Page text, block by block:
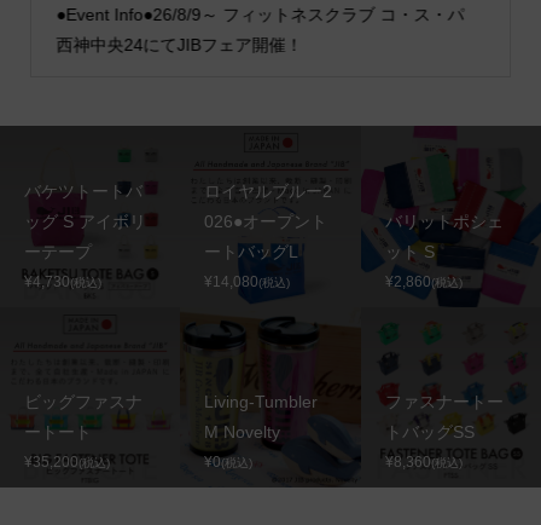
●Event Info●26/8/9～ フィットネスクラブ コ・ス・パ
西神中央24にてJIBフェア開催！
バケツトートバ
ッグ S アイボリ
ーテープ
¥4,730(税込)
ロイヤルブルー2
026●オープント
ートバッグL
¥14,080(税込)
バリットポシェ
ット S
¥2,860(税込)
ビッグファスナ
ートート
¥35,200(税込)
Living-Tumbler
M Novelty
¥0(税込)
ファスナートー
トバッグSS
¥8,360(税込)